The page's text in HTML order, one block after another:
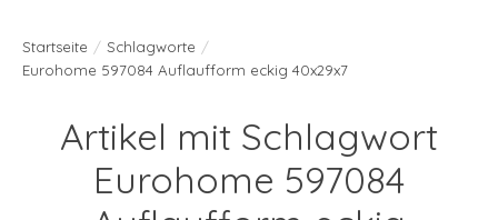
Startseite / Schlagworte /
Eurohome 597084 Auflaufform eckig 40x29x7
Artikel mit Schlagwort
Eurohome 597084